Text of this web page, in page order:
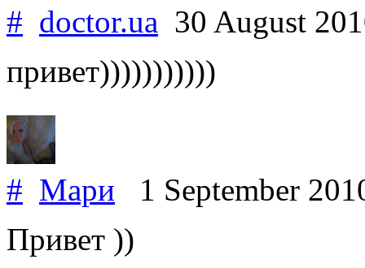
# doctor.ua 30 August
привет)))))))))))
# Мари 1 September
Привет ))